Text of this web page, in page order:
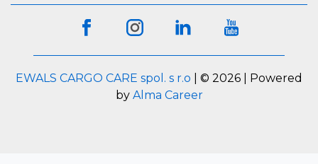
EWALS CARGO CARE spol. s r.o
| © 2026 | Powered
by Alma Career